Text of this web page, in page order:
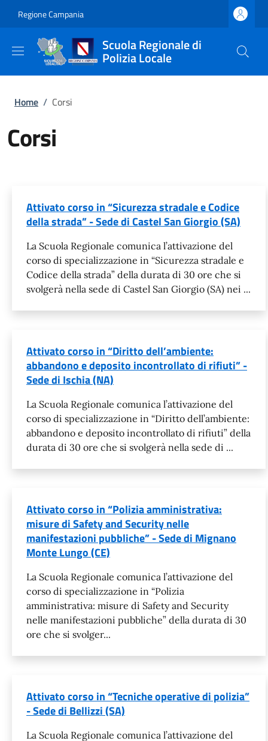
Regione Campania
Scuola Regionale di
Polizia Locale
Briciole di pane
Home / Corsi
Corsi
Attivato corso in “Sicurezza stradale e Codice
della strada” - Sede di Castel San Giorgio (SA)
La Scuola Regionale comunica l’attivazione del
corso di specializzazione in “Sicurezza stradale e
Codice della strada” della durata di 30 ore che si
svolgerà nella sede di Castel San Giorgio (SA) nei ...
Attivato corso in “Diritto dell’ambiente:
abbandono e deposito incontrollato di rifiuti” -
Sede di Ischia (NA)
La Scuola Regionale comunica l’attivazione del
corso di specializzazione in “Diritto dell’ambiente:
abbandono e deposito incontrollato di rifiuti” della
durata di 30 ore che si svolgerà nella sede di ...
Attivato corso in “Polizia amministrativa:
misure di Safety and Security nelle
manifestazioni pubbliche” - Sede di Mignano
Monte Lungo (CE)
La Scuola Regionale comunica l’attivazione del
corso di specializzazione in “Polizia
amministrativa: misure di Safety and Security
nelle manifestazioni pubbliche” della durata di 30
ore che si svolger...
Attivato corso in “Tecniche operative di polizia”
- Sede di Bellizzi (SA)
La Scuola Regionale comunica l’attivazione del